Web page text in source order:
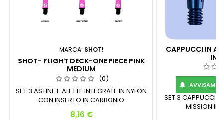
MARCA: SHOT!
SHOT- FLIGHT DECK-ONE PIECE PINK
MEDIUM
(0)
SET 3 ASTINE E ALETTE INTEGRATE IN NYLON
CON INSERTO IN CARBONIO
Prezzo
8,16 €
CAPPUCCI IN
IN
 AVVISAMI
SET 3 CAPPUCCI
MISSION IN